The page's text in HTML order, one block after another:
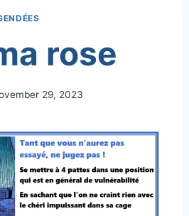
rose
29, 2023